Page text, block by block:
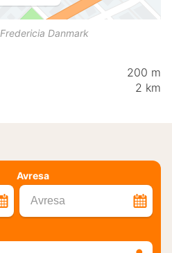
Fredericia Danmark
200 m
2 km
Avresa
Avresa